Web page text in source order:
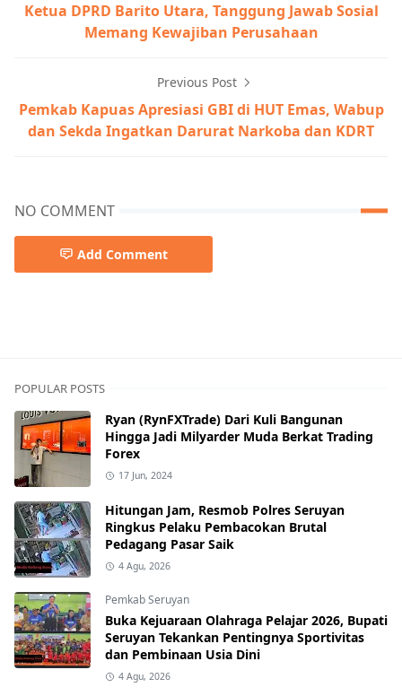
Ketua DPRD Barito Utara, Tanggung Jawab Sosial
Memang Kewajiban Perusahaan
Previous Post
Pemkab Kapuas Apresiasi GBI di HUT Emas, Wabup
dan Sekda Ingatkan Darurat Narkoba dan KDRT
NO COMMENT
Add Comment
POPULAR POSTS
Ryan (RynFXTrade) Dari Kuli Bangunan
Hingga Jadi Milyarder Muda Berkat Trading
Forex
17 Jun, 2024
Hitungan Jam, Resmob Polres Seruyan
Ringkus Pelaku Pembacokan Brutal
Pedagang Pasar Saik
4 Agu, 2026
Pemkab Seruyan
Buka Kejuaraan Olahraga Pelajar 2026, Bupati
Seruyan Tekankan Pentingnya Sportivitas
dan Pembinaan Usia Dini
4 Agu, 2026